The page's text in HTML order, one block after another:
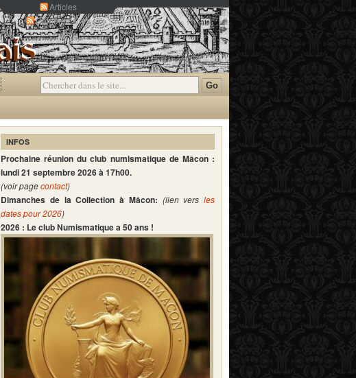
Articles
Commentaires
INFOS
Prochaine réunion du club numismatique de Mâcon :
lundi 21 septembre 2026 à 17h00.
(voir pagecontact)
Dimanches de la Collection à Mâcon: (lien vers les
dates pour 2026)
2026 : Le club Numismatique a 50 ans !